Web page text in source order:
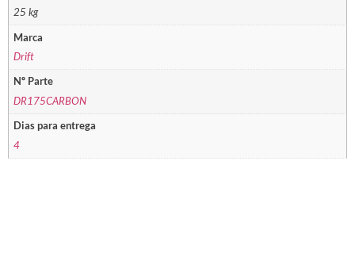
25 kg
Marca
Drift
Nº Parte
DR175CARBON
Dias para entrega
4